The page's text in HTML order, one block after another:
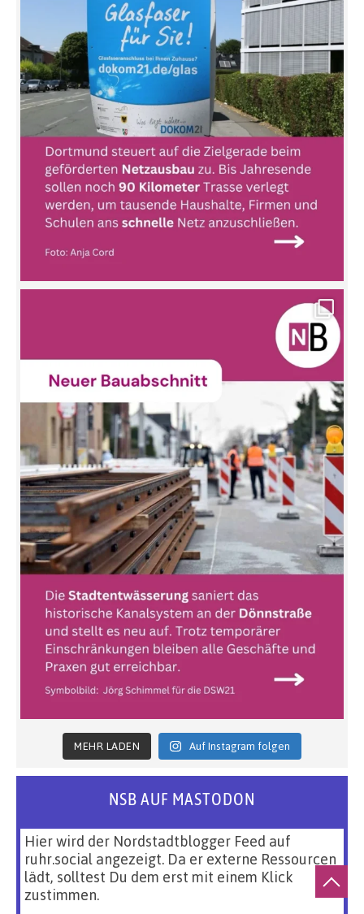
MEHR LADEN Auf Instagram folgen
NSB AUF MASTODON
Hier wird der Nordstadtblogger Feed auf
ruhr.social angezeigt. Da er externe Ressourcen
lädt, solltest Du dem erst mit einem Klick
zustimmen.